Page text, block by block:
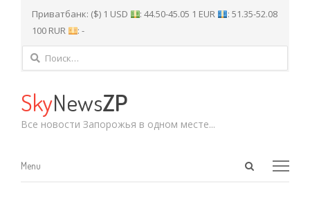
Приватбанк: ($) 1 USD : 44.50-45.05 1 EUR
: 51.35-52.08
100 RUR
: -
Найти:
SkyNewsZP
Все новости Запорожья в одном месте...
Open
Menu
Menu